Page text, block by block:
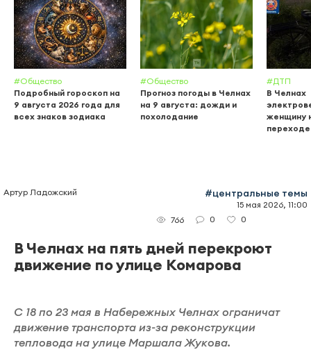
#Общество
Подробный гороскоп на
9 августа 2026 года для
всех знаков зодиака
#Общество
Прогноз погоды в Челнах
на 9 августа: дожди и
похолодание
#ДТП
В Челнах
женщину
переходе
Артур Ладожский #центральные темы
15 мая 2026, 11:00
766
0 0
В Челнах на пять дней перекроют
движение по улице Комарова
С 18 по 23 мая в Набережных Челнах ограничат
движение транспорта из-за реконструкции
тепловода на улице Маршала Жукова.